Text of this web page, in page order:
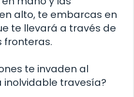
alto, te embarcas en
te llevará a través de
fronteras.
te invaden al
inolvidable travesía?